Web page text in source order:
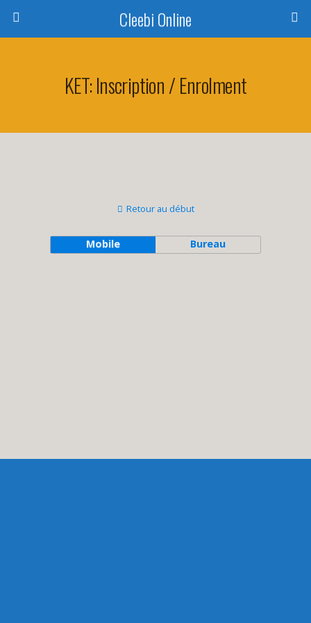
Cleebi Online
KET: Inscription / Enrolment
Retour au début
Mobile Bureau